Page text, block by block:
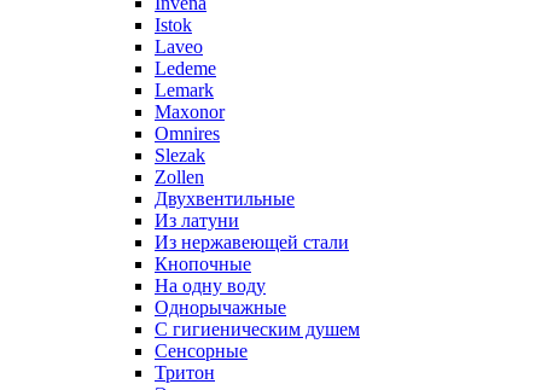
Istok
Laveo
Ledeme
Lemark
Maxonor
Omnires
Slezak
Zollen
Двухвентильные
Из латуни
Из нержавеющей стали
Кнопочные
На одну воду
Однорычажные
С гигиеническим душем
Сенсорные
Тритон